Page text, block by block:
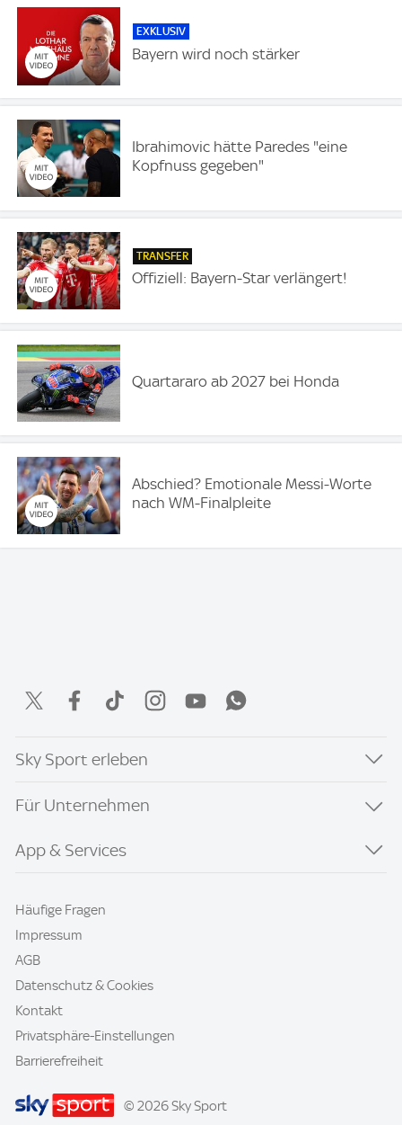
EXKLUSIV
Bayern wird noch stärker
Ibrahimovic hätte Paredes "eine
Kopfnuss gegeben"
TRANSFER
Offiziell: Bayern-Star verlängert!
Quartararo ab 2027 bei Honda
Abschied? Emotionale Messi-Worte
nach WM-Finalpleite
Sky Sport erleben
Für Unternehmen
App & Services
Häufige Fragen
Impressum
AGB
Datenschutz & Cookies
Kontakt
Privatsphäre-Einstellungen
Barrierefreiheit
© 2026 Sky Sport